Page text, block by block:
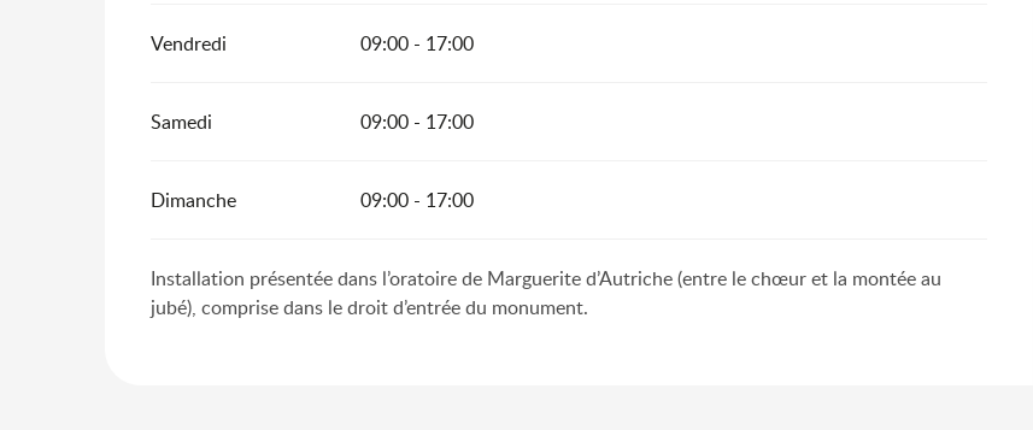
Vendredi 09:00 - 17:00
Samedi 09:00 - 17:00
Dimanche 09:00 - 17:00
Installation présentée dans l’oratoire de Marguerite d’Autriche (entre le chœur et la montée au
jubé), comprise dans le droit d’entrée du monument.